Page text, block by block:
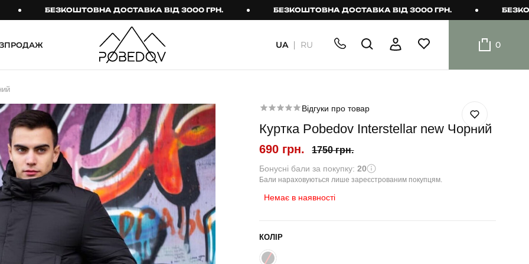
БЕЗКОШТОВНА ДОСТАВКА ВІД 3000 ГРН. БЕЗКОШТОВНА ДОСТАВКА ВІД 3000 ГРН.
Джогери
Карго
Спортивні штани
Лосини
Джинси
Куртка й штани
Тактичний жіночий
одяг
Тактичний чоловічий
одяг
Тактичні рукавиці
Тактичні шкарпетки
ТЕРМО-КОМПЛЕКТИ
ФУТБОЛКИ І СОРОЧКИ
шорти
Шорти
UA RU 0
Відгуки про товар
Куртка Pobedov Interstellar new Чорний
690 грн. 1750 грн.
Бонусні бали за покупку:20
Бали нараховуються лише зареєстрованим покупцям.
Немає в наявності
КОЛІР